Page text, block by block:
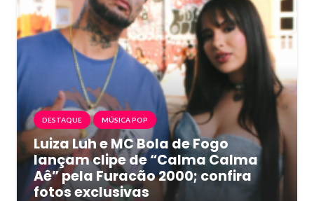
DESTAQUE MÚSICA POP
Luiza Luh e MC Bola de Fogo
lançam clipe de “Calma Calma
Aê” pela Furacão 2000; confira
fotos exclusivas